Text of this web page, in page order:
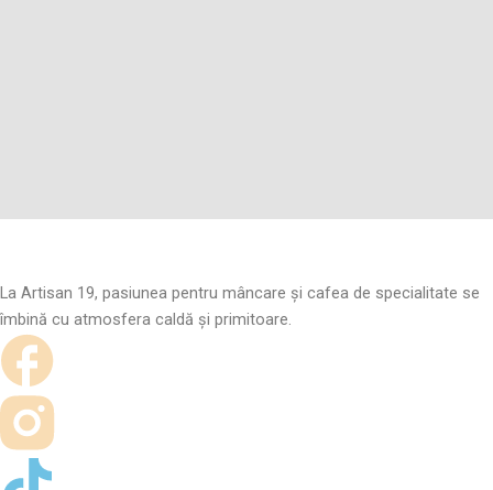
La Artisan 19, pasiunea pentru mâncare și cafea de specialitate se
îmbină cu atmosfera caldă și primitoare.